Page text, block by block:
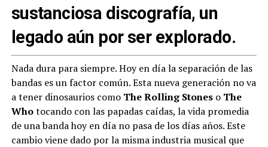
sustanciosa discografía, un
legado aún por ser explorado.
Nada dura para siempre. Hoy en día la separación de las
bandas es un factor común. Esta nueva generación no va
a tener dinosaurios como The Rolling Stoneso The
Whotocando con las papadas caídas, la vida promedia
de una banda hoy en día no pasa de los días años. Este
cambio viene dado por la misma industria musical que